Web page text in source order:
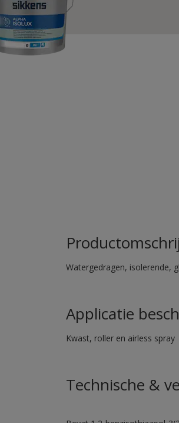
Watergedragen, isolerende,
Applicatie
Kwast, roller en airless spray
Technische &